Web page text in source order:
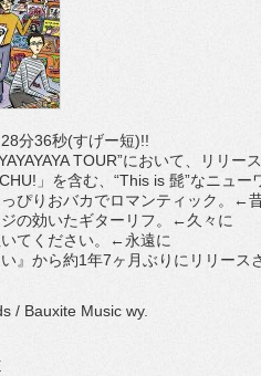
分36秒(すげー短)!!
TOUR”において、リリ
」を含む、“This is 髭”なニュー
ぴりおバカでロマンティック。←
の効いたギターリフ。←久々に
てください。←永遠に
』から約1年7ヶ月ぶりにリリース
/ Bauxite Music wy.